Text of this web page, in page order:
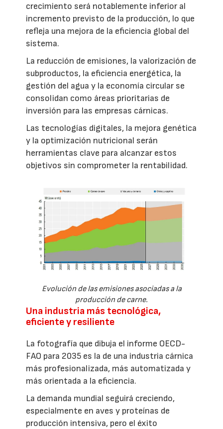
crecimiento será notablemente inferior al
incremento previsto de la producción, lo que
refleja una mejora de la eficiencia global del
sistema.
La reducción de emisiones, la valorización de
subproductos, la eficiencia energética, la
gestión del agua y la economía circular se
consolidan como áreas prioritarias de
inversión para las empresas cárnicas.
Las tecnologías digitales, la mejora genética
y la optimización nutricional serán
herramientas clave para alcanzar estos
objetivos sin comprometer la rentabilidad.
Evolución de las emisiones asociadas a la
producción de carne.
Una industria más tecnológica,
eficiente y resiliente
La fotografía que dibuja el informe OECD-
FAO para 2035 es la de una industria cárnica
más profesionalizada, más automatizada y
más orientada a la eficiencia.
La demanda mundial seguirá creciendo,
especialmente en aves y proteínas de
producción intensiva, pero el éxito